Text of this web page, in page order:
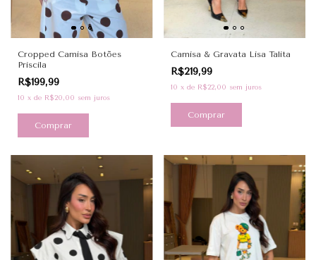
Cropped Camisa Botões
Priscila
R$199,99
10 x de R$20,00 sem juros
Comprar
Camisa & Gravata Lisa Talita
R$219,99
10 x de R$22,00 sem juros
Comprar